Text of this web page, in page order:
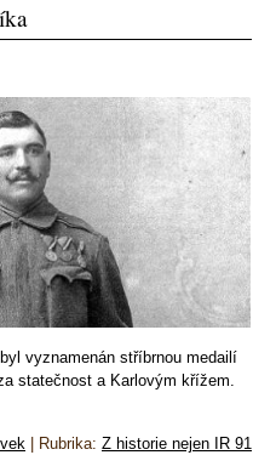
vyznamenán stříbrnou medailí
statečnost a Karlovým křížem.
Rubrika: Z historie nejen IR 91